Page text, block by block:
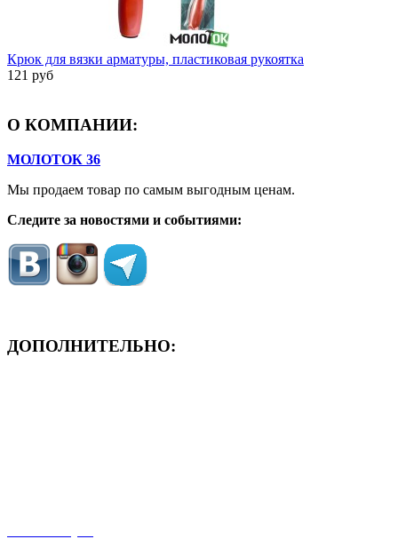
Крюк для вязки арматуры, пластиковая рукоятка
121 руб
О КОМПАНИИ:
МОЛОТОК 36
Мы продаем товар по самым выгодным ценам.
Следите за новостями и событиями:
ДОПОЛНИТЕЛЬНО: